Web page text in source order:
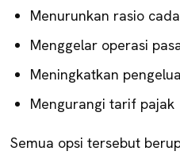
Menurunkan rasio
Menggelar operasi
Meningkatkan
Mengurangi tarif pajak
Semua opsi tersebut